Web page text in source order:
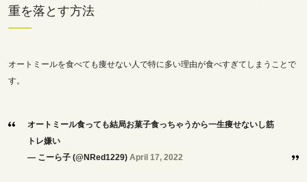
重を落とす方法
オートミールを食べても痩せない人で特に多い理由が食べすぎてしまうことで
す。
オートミール食っても結局お菓子食っちゃうから一生痩せないし筋
トレ嫌い
— こーら子 (@NRed1229) April 17, 2022